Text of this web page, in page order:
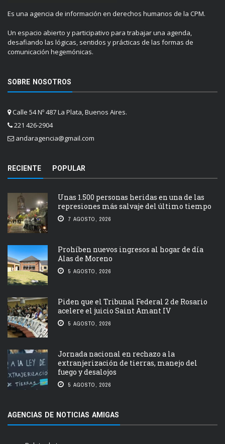
Es una agencia de información en derechos humanos de la CPM.
Un espacio abierto y participativo para trabajar una agenda,
desafiando las lógicas, sentidos y prácticas de las formas de
comunicación hegemónicas.
SOBRE NOSOTROS
Calle 54 Nº 487 La Plata, Buenos Aires.
221 426-2904
andaragencia@gmail.com
RECIENTE POPULAR
Unas 1.500 personas heridas en una de las
represiones más salvaje del último tiempo
7 AGOSTO, 2026
Prohíben nuevos ingresos al hogar de día
Alas de Moreno
5 AGOSTO, 2026
Piden que el Tribunal Federal 2 de Rosario
acelere el juicio Saint Amant IV
5 AGOSTO, 2026
Jornada nacional en rechazo a la
extranjerización de tierras, manejo del
fuego y desalojos
5 AGOSTO, 2026
AGENCIAS DE NOTICIAS AMIGAS